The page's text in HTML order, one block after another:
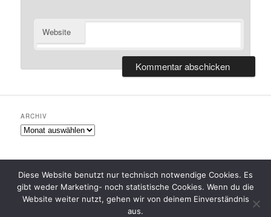
Website
ARCHIV
Archiv
Datenschutzerklärung Stolz präsentiert von WordPress
Diese Website benutzt nur technisch notwendige Cookies. Es
gibt weder Marketing- noch statistische Cookies. Wenn du die
Website weiter nutzt, gehen wir von deinem Einverständnis
aus.